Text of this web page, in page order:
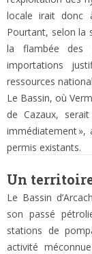
locale irait donc
Pourtant, selon la
la flambée des
importations
ressources
Le Bassin, où
de Cazaux,
immédiatement
permis existants.
Un
Le Bassin
son passé
stations de
activité